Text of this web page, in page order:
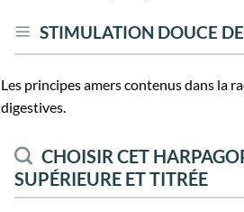
STIMULATION DOUCE
Les principes amers contenus dans la
digestives.
CHOISIR CET
SUPÉRIEURE ET TITRÉE